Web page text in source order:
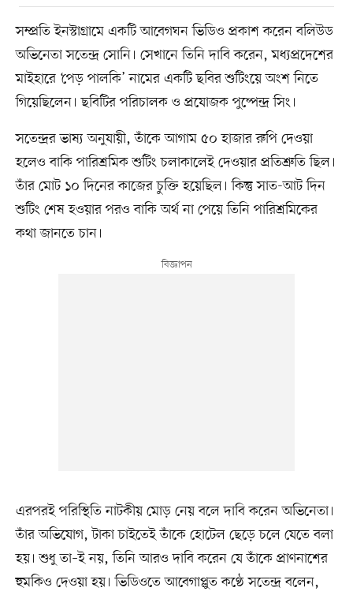
সম্প্রতি ইনস্টাগ্রামে একটি আবেগঘন ভিডিও প্রকাশ করেন বলিউড
অভিনেতা সতেন্দ্র সোনি। সেখানে তিনি দাবি করেন, মধ্যপ্রদেশের
মাইহারে ‘পেড় পালকি’ নামের একটি ছবির শুটিংয়ে অংশ নিতে
গিয়েছিলেন। ছবিটির পরিচালক ও প্রযোজক পুষ্পেন্দ্র সিং।
সতেন্দ্রর ভাষ্য অনুযায়ী, তাঁকে আগাম ৫০ হাজার রুপি দেওয়া
হলেও বাকি পারিশ্রমিক শুটিং চলাকালেই দেওয়ার প্রতিশ্রুতি ছিল।
তাঁর মোট ১০ দিনের কাজের চুক্তি হয়েছিল। কিন্তু সাত-আট দিন
শুটিং শেষ হওয়ার পরও বাকি অর্থ না পেয়ে তিনি পারিশ্রমিকের
কথা জানতে চান।
এরপরই পরিস্থিতি নাটকীয় মোড় নেয় বলে দাবি করেন অভিনেতা।
তাঁর অভিযোগ, টাকা চাইতেই তাঁকে হোটেল ছেড়ে চলে যেতে বলা
হয়। শুধু তা–ই নয়, তিনি আরও দাবি করেন যে তাঁকে প্রাণনাশের
হুমকিও দেওয়া হয়। ভিডিওতে আবেগাপ্লুত কণ্ঠে সতেন্দ্র বলেন,